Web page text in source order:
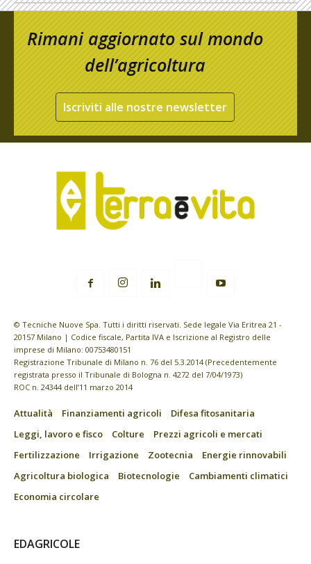
Rimani aggiornato sul mondo
dell’agricoltura
Iscriviti alle nostre newsletter
© Tecniche Nuove Spa. Tutti i diritti riservati. Sede legale Via Eritrea 21 -
20157 Milano | Codice fiscale, Partita IVA e Iscrizione al Registro delle
imprese di Milano: 00753480151
Registrazione Tribunale di Milano n. 76 del 5.3.2014 (Precedentemente
registrata presso il Tribunale di Bologna n. 4272 del 7/04/1973)
ROC n. 24344 dell’11 marzo 2014
Attualità Finanziamenti agricoli
Difesa fitosanitaria
Leggi, lavoro e fisco
Colture
Prezzi agricoli e mercati
Fertilizzazione
Irrigazione Zootecnia
Energie rinnovabili
Agricoltura biologica
Biotecnologie
Cambiamenti climatici
Economia circolare
EDAGRICOLE